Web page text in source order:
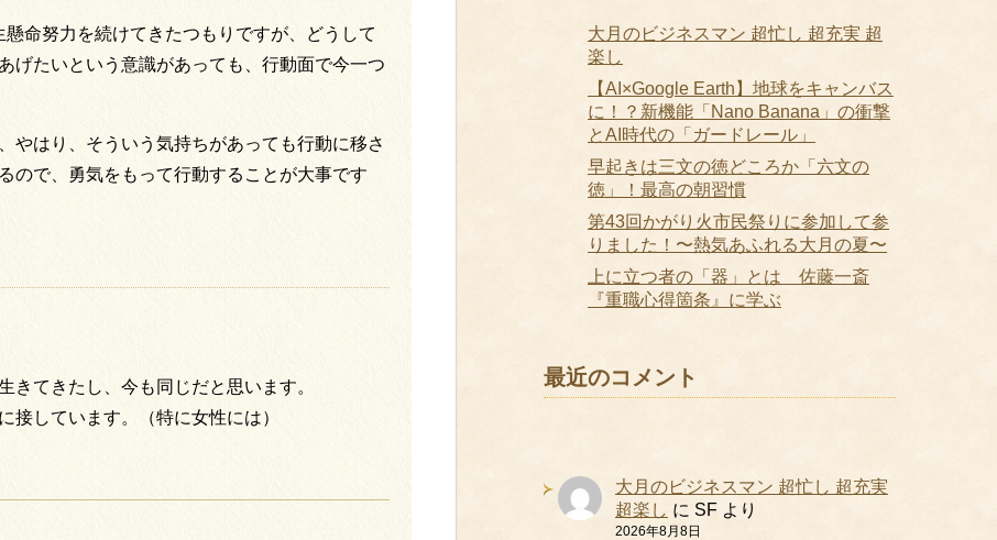
命努力を続けてきたつもりですが、どうして
げたいという意識があっても、行動面で今一つ
やはり、そういう気持ちがあっても行動に移さ
ので、勇気をもって行動することが大事です
きてきたし、今も同じだと思います。
接しています。（特に女性には）
大月のビジネスマン 超忙し 超充実 超
楽し
【AI×Google Earth】地球をキャンバス
に！？新機能「Nano Banana」の衝撃
とAI時代の「ガードレール」
早起きは三文の徳どころか「六文の
徳」！最高の朝習慣
第43回かがり火市民祭りに参加して参
りました！〜熱気あふれる大月の夏〜
上に立つ者の「器」とは 佐藤一斎
『重職心得箇条』に学ぶ
最近のコメント
大月のビジネスマン 超忙し 超充実
超楽し に SF より
2026年8月8日